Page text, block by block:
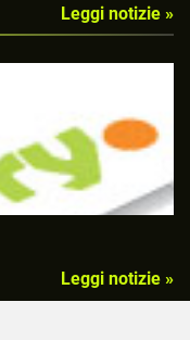
Leggi notizie »
Leggi notizie »